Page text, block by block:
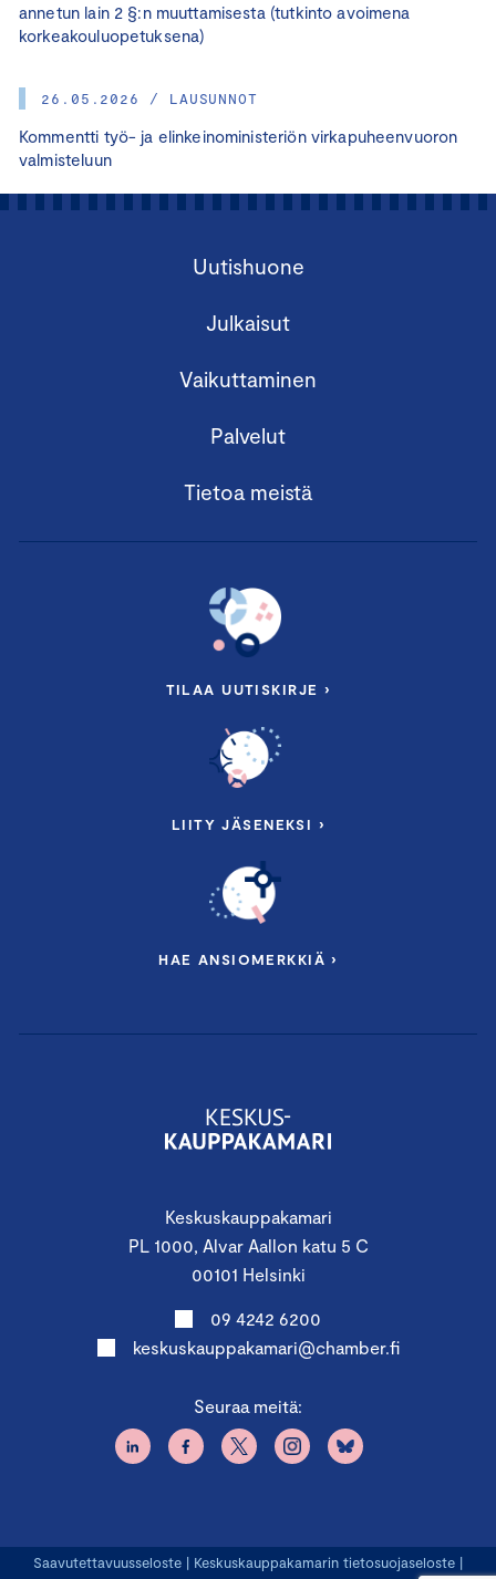
annetun lain 2 §:n muuttamisesta (tutkinto avoimena
korkeakouluopetuksena)
26.05.2026 / LAUSUNNOT
Kommentti työ- ja elinkeinoministeriön virkapuheenvuoron
valmisteluun
Keskuskauppakamari
PL 1000, Alvar Aallon katu 5 C
00101 Helsinki
09 4242 6200
keskuskauppakamari@chamber.fi
Seuraa meitä:
Uutishuone
Julkaisut
Vaikuttaminen
Palvelut
Tietoa meistä
TILAA UUTISKIRJE ›
LIITY JÄSENEKSI ›
HAE ANSIOMERKKIÄ ›
Saavutettavuusseloste | Keskuskauppakamarin tietosuojaseloste |